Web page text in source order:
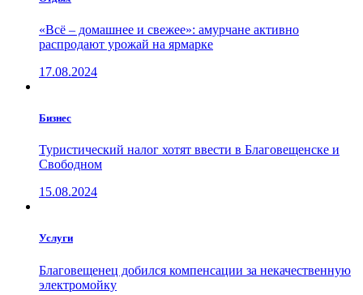
«Всё – домашнее и свежее»: амурчане активно
распродают урожай на ярмарке
17.08.2024
Бизнес
Туристический налог хотят ввести в Благовещенске и
Свободном
15.08.2024
Услуги
Благовещенец добился компенсации за некачественную
электромойку